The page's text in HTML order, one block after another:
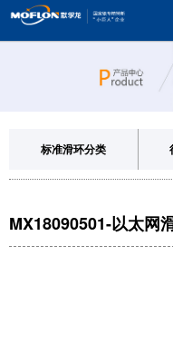
标准滑环分类
MX18090501-以太网